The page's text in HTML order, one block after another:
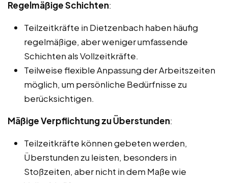
Regelmäßige Schichten:
Teilzeitkräfte in Dietzenbach haben häufig
regelmäßige, aber weniger umfassende
Schichten als Vollzeitkräfte.
Teilweise flexible Anpassung der Arbeitszeiten
möglich, um persönliche Bedürfnisse zu
berücksichtigen.
Mäßige Verpflichtung zu Überstunden:
Teilzeitkräfte können gebeten werden,
Überstunden zu leisten, besonders in
Stoßzeiten, aber nicht in dem Maße wie